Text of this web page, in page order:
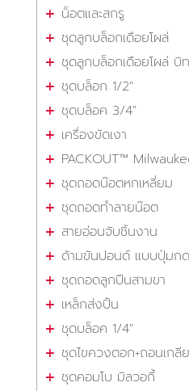
น็อตและสกรู
ชุดลูกบล็อกเดือยโผล่
ชุดลูกบล็อกเดือยโผล่ บิ
ชุดบล็อก 1/2"
ชุดบล็อค 3/4"
เครื่องขัดเงา
PACKOUT™
ชุดถอดน๊อตหกเหลี่ยม
ชุดถอดทำลายน๊อต
สายอ่อนจับชิ้นงาน
ด้ามขันปอนด์ แบบปุ่มก
ชุดถอดลูกปืนสามขา
เหล็กส่งปิ้น
ชุดบล็อค 1/4"
ชุดไขควงตอก+ถอนเกลี
ชุดคอมโบ มิลวอกี้